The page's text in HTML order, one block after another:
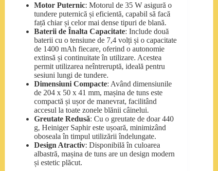
Motor Puternic: Motorul de 35 W asigură o
tundere puternică și eficientă, capabil să facă
față chiar și celor mai dense tipuri de blană.
Baterii de Înalta Capacitate: Include două
baterii cu o tensiune de 7,4 volți și o capacitate
de 1400 mAh fiecare, oferind o autonomie
extinsă și continuitate în utilizare. Acestea
permit utilizarea neîntreruptă, ideală pentru
sesiuni lungi de tundere.
Dimensiuni Compacte: Având dimensiunile
de 204 x 50 x 41 mm, mașina de tuns este
compactă și ușor de manevrat, facilitând
accesul la toate zonele blănii câinelui.
Greutate Redusă: Cu o greutate de doar 440
g, Heiniger Saphir este ușoară, minimizând
oboseala în timpul utilizării îndelungate.
Design Atractiv: Disponibilă în culoarea
albastră, mașina de tuns are un design modern
și estetic plăcut.